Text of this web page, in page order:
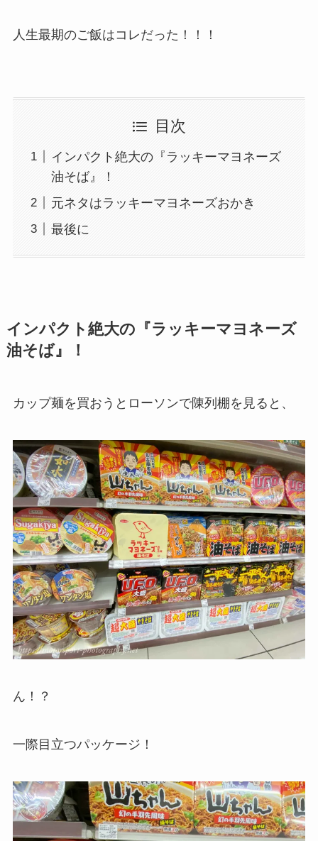
人生最期のご飯はコレだった！！！
目次
インパクト絶大の『ラッキーマヨネーズ
油そば』！
元ネタはラッキーマヨネーズおかき
最後に
インパクト絶大の『ラッキーマヨネーズ
油そば』！
カップ麺を買おうとローソンで陳列棚を見ると、
ん！？
一際目立つパッケージ！